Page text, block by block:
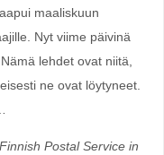
maaliskuun
Nyt viime päivinä
lehdet ovat niitä,
ne ovat löytyneet.
Postal Service in